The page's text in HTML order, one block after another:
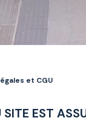
et CGU
EST